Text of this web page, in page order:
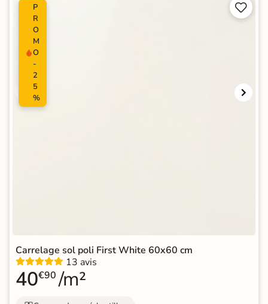
P
R
O
M
O
-
2
5
%


Carrelage sol poli First White 60x60 cm
13 avis
40€90 /m²